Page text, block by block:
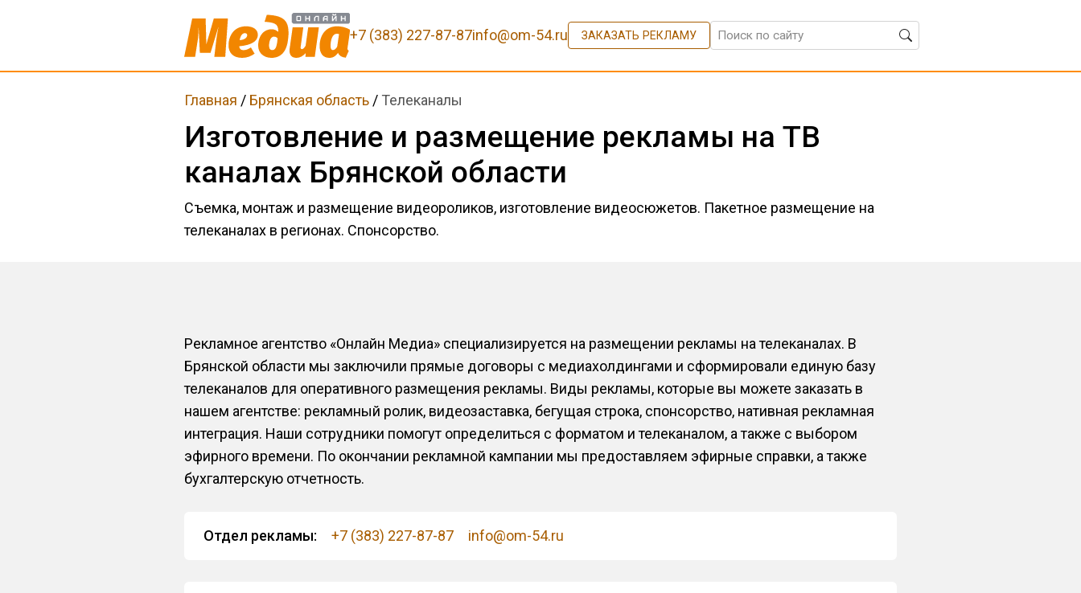
+7 (383) 227-87-87info@om-54.ru ЗАКАЗАТЬ РЕКЛАМУ
Главная / Брянская область/ Телеканалы
Изготовление и размещение рекламы на ТВ
каналах Брянской области
Съемка, монтаж и размещение видеороликов, изготовление видеосюжетов. Пакетное размещение на
телеканалах в регионах. Спонсорство.
Рекламное агентство «Онлайн Медиа» специализируется на размещении рекламы на телеканалах. В
Брянской области мы заключили прямые договоры с медиахолдингами и сформировали единую базу
телеканалов для оперативного размещения рекламы. Виды рекламы, которые вы можете заказать в
нашем агентстве: рекламный ролик, видеозаставка, бегущая строка, спонсорство, нативная рекламная
интеграция. Наши сотрудники помогут определиться с форматом и телеканалом, а также с выбором
эфирного времени. По окончании рекламной кампании мы предоставляем эфирные справки, а также
бухгалтерскую отчетность.
Отдел рекламы: +7 (383) 227-87-87 info@om-54.ru